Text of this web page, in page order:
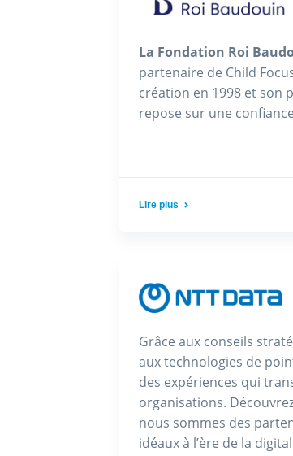
La Fondation Roi
partenaire de Child
création en 1998 et son
repose sur une
Lire plus
Grâce aux conseils
aux technologies de
des expériences qui
organisations.
nous sommes des
idéaux à l’ère de la